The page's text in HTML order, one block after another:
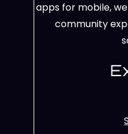
apps for mobile,
community